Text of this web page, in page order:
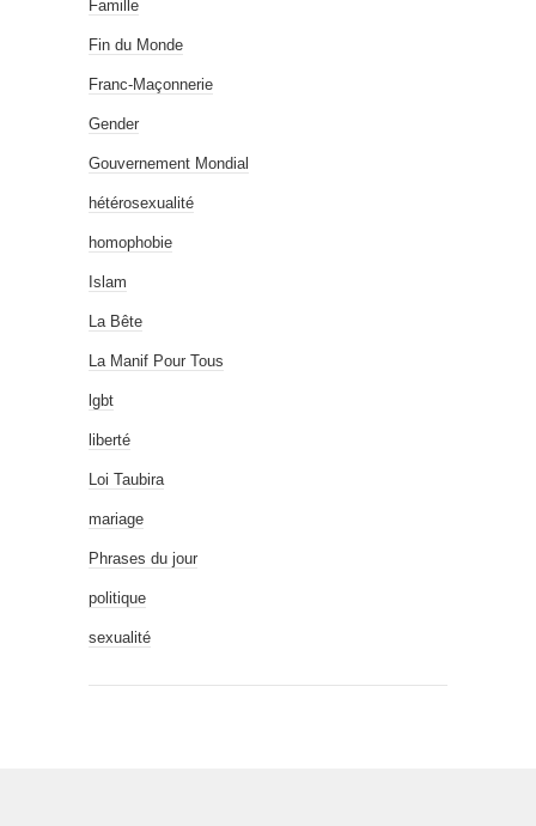
Famille
Fin du Monde
Franc-Maçonnerie
Gender
Gouvernement Mondial
hétérosexualité
homophobie
Islam
La Bête
La Manif Pour Tous
lgbt
liberté
Loi Taubira
mariage
Phrases du jour
politique
sexualité